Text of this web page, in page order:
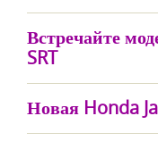
Встречайте
SRT
Новая Honda